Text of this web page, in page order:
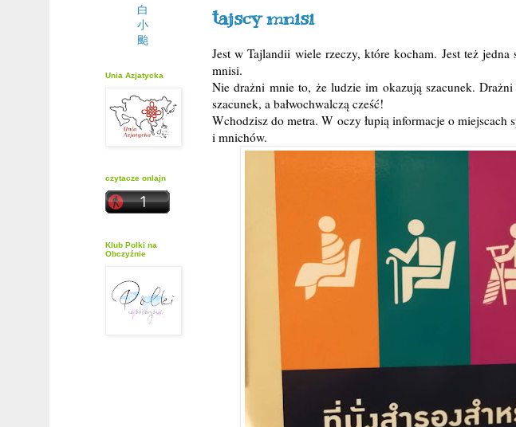
tajscy mnisi
Jest w Tajlandii wiele rzeczy, które kocham. Jest też
mnisi.
Nie drażni mnie to, że ludzie im okazują szacunek.
szacunek, a bałwochwalczą cześć!
Wchodzisz do metra. W oczy łupią informacje o miejscach
i mnichów.
白
小
颱
Unia Azjatycka
czytacze onlajn
Klub Polki na
Obczyźnie